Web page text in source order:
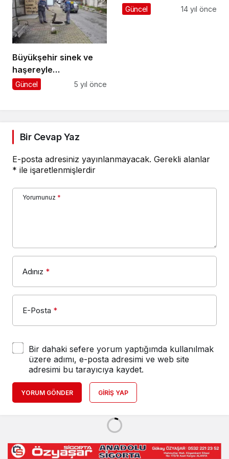
Büyükşehir sinek ve
haşereyle
mücadelesini
Güncel 5 yıl önce
Güncel 14 yıl önce
Bir Cevap Yaz
E-posta adresiniz yayınlanmayacak. Gerekli alanlar
* ile işaretlenmişlerdir
Yorumunuz *
Adınız *
E-Posta *
Bir dahaki sefere yorum yaptığımda kullanılmak
üzere adımı, e-posta adresimi ve web site
adresimi bu tarayıcıya kaydet.
YORUM GÖNDER GIRIŞ YAP